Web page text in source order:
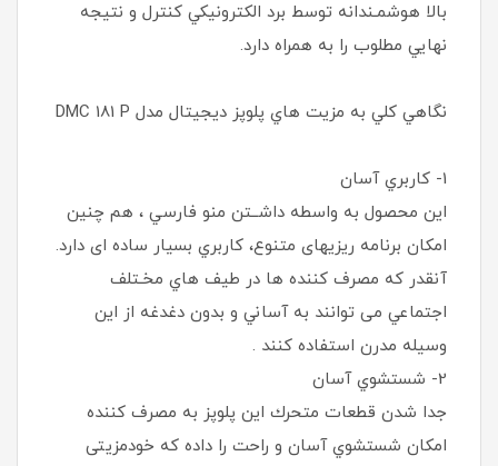
بالا هوشمـندانه توسط برد الكترونيكي كنترل و نتيجه
نهايي مطلوب را به همراه دارد.
نگاهي كلي به مزيت هاي پلوپز ديجيتال مدل DMC 181 P
1- كاربري آسان
اين محصول به واسطه داشــتن منو فارسي ، هم چنين
امکان برنامه ريزيهای متنوع، كاربري بسيار ساده ای دارد.
آنقدر كه مصرف كننده ها در طيف هاي مخـتلف
اجتماعي می توانند به آساني و بدون دغدغه از اين
وسيله مدرن استفاده كنند .
2- شستشوي آسان
جدا شدن قطعات متحرك اين پلوپز به مصرف كننده
امكان شستشوي آسان و راحت را داده كه خودمزيتی